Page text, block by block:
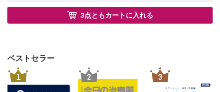
26. ICUにおける眼科疾患はどのように診療すべきか？〈中尾武史〉
各 論
総 論
がん患者におけるICU入室判断の考え方
固形がん患者の術後ICU管理
ICUで化学療法を行う際の注意点
16. ICUにおいて，電解質異常はどのように診療すべきか？
治 療
17. ICUにおいて，急性腎障害はどのように診療すべきか？
3点ともカートに入れる
ベストセラー
1 2 3